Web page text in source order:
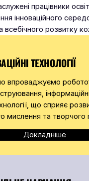
працівники
інноваційного
всебічного розвитку
ТЕХНОЛОГІЇ
впроваджуємо
що сприяє
мислення та творчого
Докладніше